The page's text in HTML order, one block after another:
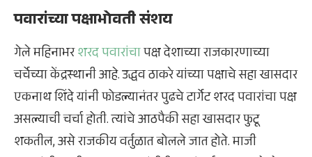
पवारांच्या पक्षाभोवती संशय
गेले महिनाभरशरद पवारांचापक्ष देशाच्या राजकारणाच्या
चर्चेच्या केंद्रस्थानी आहे. उद्धव ठाकरे यांच्या पक्षाचे सहा खासदार
एकनाथ शिंदे यांनी फोडल्यानंतर पुढचे टार्गेट शरद पवारांचा पक्ष
असल्याची चर्चा होती. त्यांचे आठपैकी सहा खासदार फुटू
शकतील, असे राजकीय वर्तुळात बोलले जात होते. माजी